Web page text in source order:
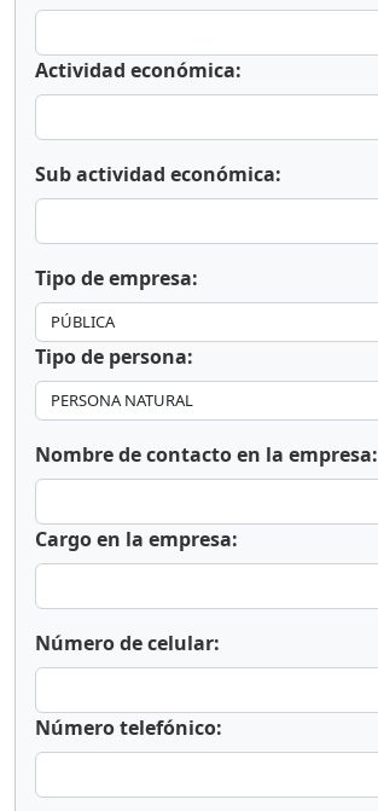
Actividad económica:
Sub actividad económica:
Tipo de empresa:
Tipo de persona:
Nombre de contacto en la empresa:
Cargo en la empresa:
Número de celular:
Número telefónico: